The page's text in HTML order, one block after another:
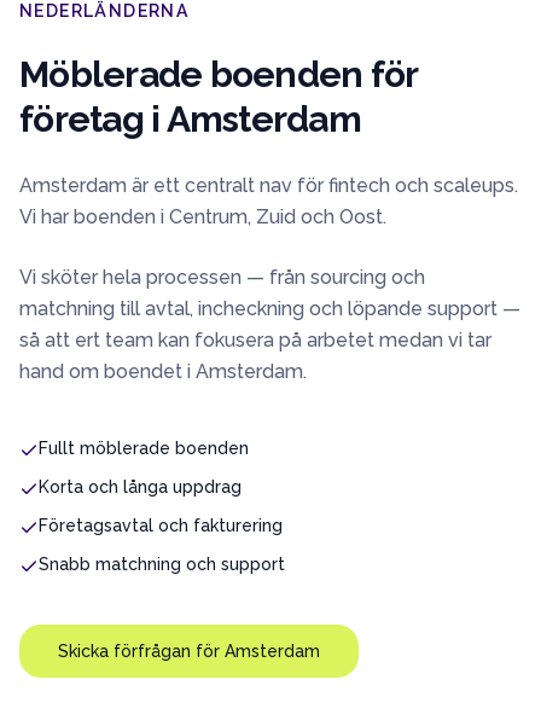
NEDERLÄNDERNA
Möblerade boenden för
företag iAmsterdam
Amsterdam är ett centralt nav för fintech och scaleups.
Vi har boenden i Centrum, Zuid och Oost.
Vi sköter hela processen — från sourcing och
matchning till avtal, incheckning och löpande support —
så att ert team kan fokusera på arbetet medan vi tar
hand om boendet i Amsterdam.
Fullt möblerade boenden
Korta och långa uppdrag
Företagsavtal och fakturering
Snabb matchning och support
Skicka förfrågan för Amsterdam